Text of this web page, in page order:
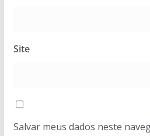
Site
Salvar meus dados neste